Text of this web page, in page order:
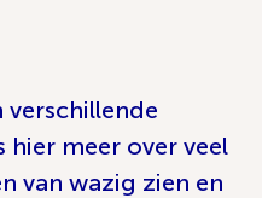
verschillende
hier meer over veel
van wazig zien en